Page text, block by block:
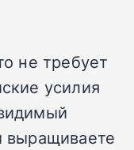
не требует
усилия
выращиваете